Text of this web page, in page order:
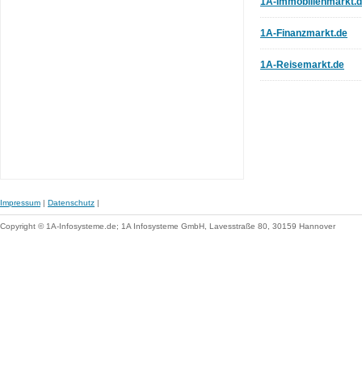
1A-Finanzmarkt.de
1A-Reisemarkt.de
Impressum | Datenschutz |
Copyright © 1A-Infosysteme.de; 1A Infosysteme GmbH, Lavesstraße 80, 30159 Hannover